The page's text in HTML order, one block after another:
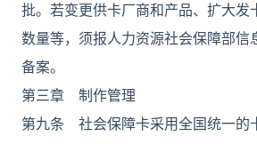
批。若变更供卡厂商和产品、扩大发
数量等，须报人力资源社会保障部信
备案。
第三章 制作管理
第九条 社会保障卡采用全国统一的